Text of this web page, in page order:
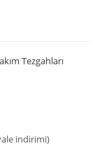
Tezgahları
indirimi)